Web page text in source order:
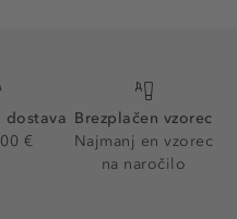
dostava
€
Brezplačen vzorec
Najmanj en vzorec
na naročilo